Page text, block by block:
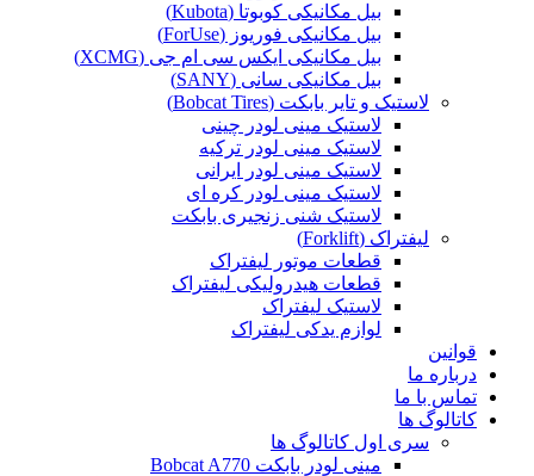
بیل مکانیکی کوبوتا (Kubota)
بیل مکانیکی فوریوز (ForUse)
بیل مکانیکی ایکس سی ام جی (XCMG)
بیل مکانیکی سانی (SANY)
لاستیک و تایر بابکت (Bobcat Tires)
لاستیک مینی لودر چینی
لاستیک مینی لودر ترکیه
لاستیک مینی لودر ایرانی
لاستیک مینی لودر کره ای
لاستیک شنی زنجیری بابکت
لیفتراک (Forklift)
قطعات موتور لیفتراک
قطعات هیدرولیکی لیفتراک
لاستیک لیفتراک
لوازم یدکی لیفتراک
قوانین
درباره ما
تماس با ما
کاتالوگ ها
سری اول کاتالوگ ها
مینی لودر بابکت Bobcat A770